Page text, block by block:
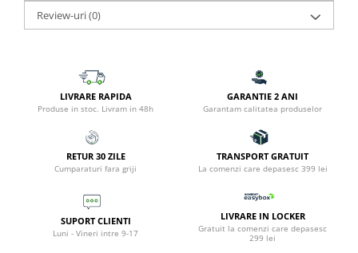
Review-uri(0)
LIVRARE RAPIDA
Produse in stoc. Livram in 48h
GARANTIE 2 ANI
Garantam calitatea produselor
RETUR 30 ZILE
Cumparaturi fara griji
TRANSPORT GRATUIT
La comenzi care depasesc 399 lei
SUPORT CLIENTI
Luni - Vineri intre 9-17
LIVRARE IN LOCKER
Gratuit la comenzi care depasesc
299 lei